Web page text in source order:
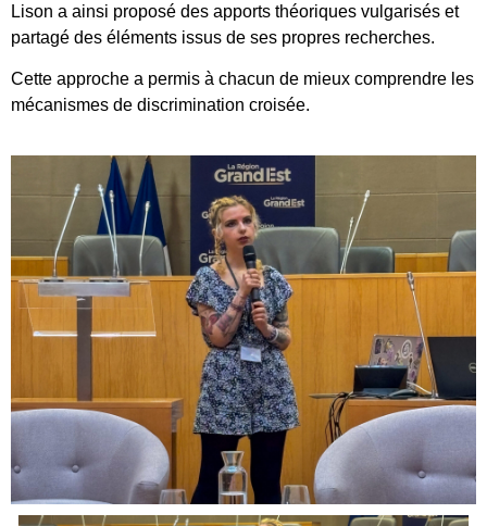
Lison a ainsi proposé des apports théoriques vulgarisés et
partagé des éléments issus de ses propres recherches.
Cette approche a permis à chacun de mieux comprendre les
mécanismes de discrimination croisée.